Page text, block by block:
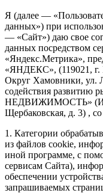
Я (далее —
данных») при
— «Сайт») даю свое
данных посредством
«Яндекс.Метрика»,
«ЯНДЕКС», (119021, г.
Округ Хамовники, ул.
содействия
НЕДВИЖИМОСТЬ» (ИНН
Щербаковская, д. 3) ,
1. Категории
из файлов cookie,
иной программе, с
сервисам Сайта),
обеспечении
запрашиваемых